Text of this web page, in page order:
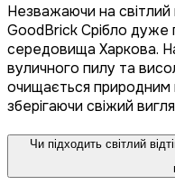
Незважаючи на світлий
GoodBrick Срібло дуже
середовища Харкова.
вуличного пилу та
очищається
зберігаючи свіжий
Чи підходить світлий